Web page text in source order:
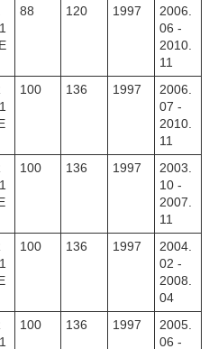
88 120 1997
2006.
06 -
2010.
11
100 136 1997
2006.
07 -
2010.
11
100 136 1997
2003.
10 -
2007.
11
100 136 1997
2004.
02 -
2008.
04
100 136 1997
2005.
06 -